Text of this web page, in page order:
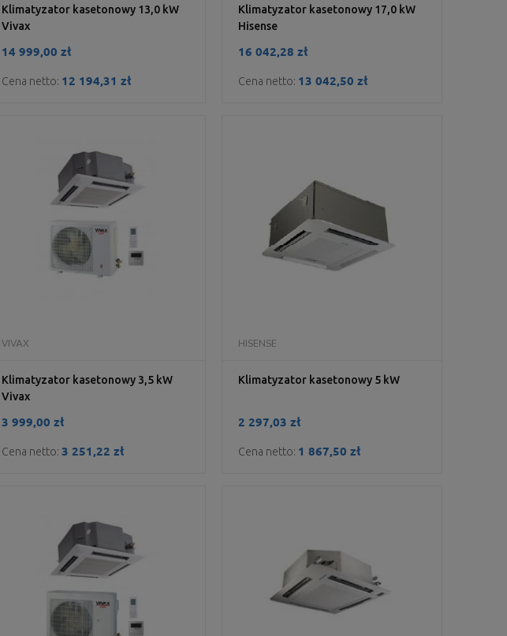
Klimatyzator kasetonowy 13,0 kW
Vivax
14 999,00 zł
Cena netto: 12 194,31 zł
Klimatyzator kasetonowy 17,0 kW
Hisense
16 042,28 zł
Cena netto: 13 042,50 zł
Klimatyzator kasetonowy 3,5 kW
Vivax
VIVAX
3 999,00 zł
Cena netto: 3 251,22 zł
Klimatyzator kasetonowy 5 kW
HISENSE
2 297,03 zł
Cena netto: 1 867,50 zł